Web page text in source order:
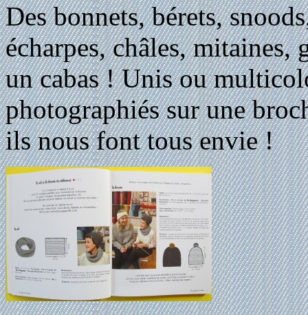
Des bonnets, bérets,
écharpes, châles, mitaines,
un cabas ! Unis ou
photographiés sur une
ils nous font tous envie !